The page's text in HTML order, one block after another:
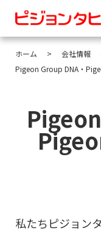
ホーム
会社情報
Pigeon Group DNA・
私たちピジョン